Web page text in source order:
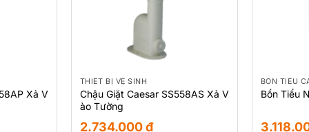
Xả V
THIẾT BỊ VỆ SINH
Chậu Giặt Caesar SS558AS Xả V
ào Tường
2.734.000₫
BỒN TIỂU
Bồn Tiểu